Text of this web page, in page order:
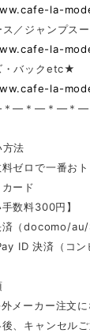
la-
／ジャンプス
la-
バックetc★
la-
—＊—＊—＊—
法
ゼロで一番おト
ード
数料300円】
済（docomo/
ID 決済（コン
メーカー注文に
、キャンセルご